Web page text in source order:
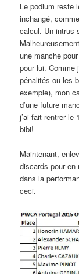
Le podium reste
inchangé,
calcul. Un intrus
une manche
pour lui. Comme
pénalités ou les
exemple), mon
d’une future
j’ai fait rentrer le
bibi!
Maintenant,
discards pour en
dans la
ceci.